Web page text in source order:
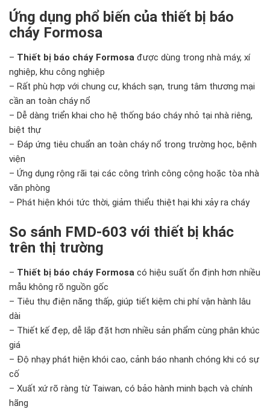
Ứng dụng phổ biến của thiết bị báo
cháy Formosa
– Thiết bị báo cháy Formosa được dùng trong nhà máy, xí
nghiệp, khu công nghiệp
– Rất phù hợp với chung cư, khách sạn, trung tâm thương mại
cần an toàn cháy nổ
– Dễ dàng triển khai cho hệ thống báo cháy nhỏ tại nhà riêng,
biệt thự
– Đáp ứng tiêu chuẩn an toàn cháy nổ trong trường học, bệnh
viện
– Ứng dụng rộng rãi tại các công trình công cộng hoặc tòa nhà
văn phòng
– Phát hiện khói tức thời, giảm thiểu thiệt hại khi xảy ra cháy
So sánh FMD-603 với thiết bị khác
trên thị trường
– Thiết bị báo cháy Formosa có hiệu suất ổn định hơn nhiều
mẫu không rõ nguồn gốc
– Tiêu thụ điện năng thấp, giúp tiết kiệm chi phí vận hành lâu
dài
– Thiết kế đẹp, dễ lắp đặt hơn nhiều sản phẩm cùng phân khúc
giá
– Độ nhạy phát hiện khói cao, cảnh báo nhanh chóng khi có sự
cố
– Xuất xứ rõ ràng từ Taiwan, có bảo hành minh bạch và chính
hãng